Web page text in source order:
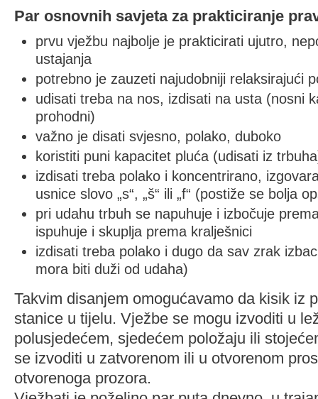
Par osnovnih savjeta za prakticiranje
prvu vježbu najbolje je prakticirati ujutro,
ustajanja
potrebno je zauzeti najudobniji relaksirajući
udisati treba na nos, izdisati na usta (nosni
prohodni)
važno je disati svjesno, polako, duboko
koristiti puni kapacitet pluća (udisati iz
izdisati treba polako i koncentrirano,
usnice slovo „s“, „š“ ili „f“ (postiže se bolja
pri udahu trbuh se napuhuje i izbočuje
ispuhuje i skuplja prema kralješnici
izdisati treba polako i dugo da sav zrak
mora biti duži od udaha)
Takvim disanjem omogućavamo da kisik iz
stanice u tijelu. Vježbe se mogu izvoditi u
polusjedećem, sjedećem položaju ili
se izvoditi u zatvorenom ili u otvorenom
otvorenoga prozora.